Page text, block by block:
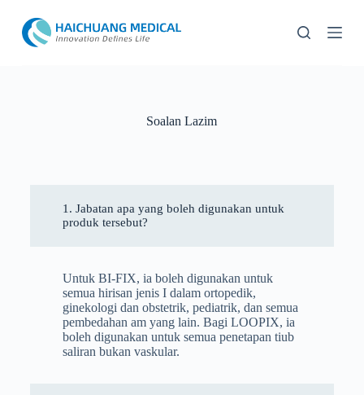
Soalan Lazim
1. Jabatan apa yang boleh digunakan untuk
produk tersebut?
Untuk BI-FIX, ia boleh digunakan untuk
semua hirisan jenis I dalam ortopedik,
ginekologi dan obstetrik, pediatrik, dan semua
pembedahan am yang lain. Bagi LOOPIX, ia
boleh digunakan untuk semua penetapan tiub
saliran bukan vaskular.